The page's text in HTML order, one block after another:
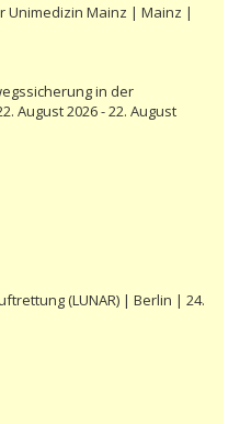
Unimedizin Mainz | Mainz |
in der
August 2026 - 22. August
(LUNAR) | Berlin | 24.